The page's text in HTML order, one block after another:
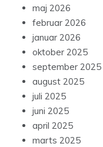
maj 2026
februar 2026
januar 2026
oktober 2025
september 2025
august 2025
juli 2025
juni 2025
april 2025
marts 2025